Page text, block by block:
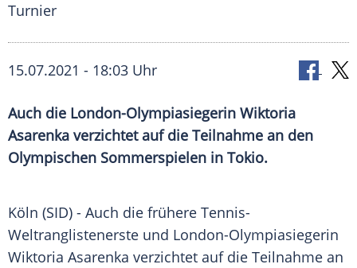
Turnier
15.07.2021 - 18:03 Uhr
Auch die London-Olympiasiegerin Wiktoria
Asarenka verzichtet auf die Teilnahme an den
Olympischen Sommerspielen in Tokio.
Köln (SID) - Auch die frühere Tennis-
Weltranglistenerste und London-Olympiasiegerin
Wiktoria Asarenka verzichtet auf die Teilnahme an